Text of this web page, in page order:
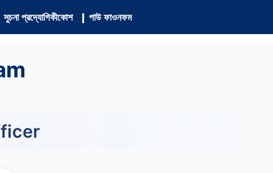
প্রদ্যোগিকীকোশ পাউ ফাওনফম